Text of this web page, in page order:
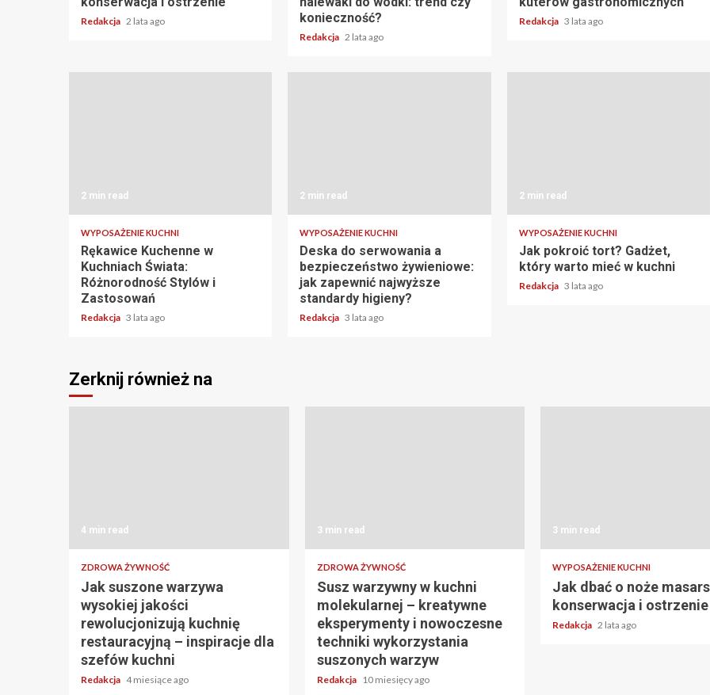
Redakcja 2 lata ago
konieczność?
Redakcja 2 lata ago
Redakcja 3 lata ago
2 min read
WYPOSAŻENIE KUCHNI
Rękawice Kuchenne w
Kuchniach Świata:
Różnorodność Stylów i
Zastosowań
Redakcja 3 lata ago
2 min read
WYPOSAŻENIE KUCHNI
Deska do serwowania a
bezpieczeństwo żywieniowe:
jak zapewnić najwyższe
standardy higieny?
Redakcja 3 lata ago
2 min read
WYPOSAŻENIE KUCHNI
Jak pokroić tort? Gadżet,
który warto mieć w kuchni
Redakcja 3 lata ago
Zerknij również na
4 min read
ZDROWA ŻYWNOŚĆ
Jak suszone warzywa
wysokiej jakości
rewolucjonizują kuchnię
restauracyjną – inspiracje dla
szefów kuchni
Redakcja 4 miesiące ago
3 min read
ZDROWA ŻYWNOŚĆ
Susz warzywny w kuchni
molekularnej – kreatywne
eksperymenty i nowoczesne
techniki wykorzystania
suszonych warzyw
Redakcja 10 miesięcy ago
3 min read
WYPOSAŻENIE KUCHNI
Jak dbać o noże
konserwacja i ostrzenie
Redakcja 2 lata ago